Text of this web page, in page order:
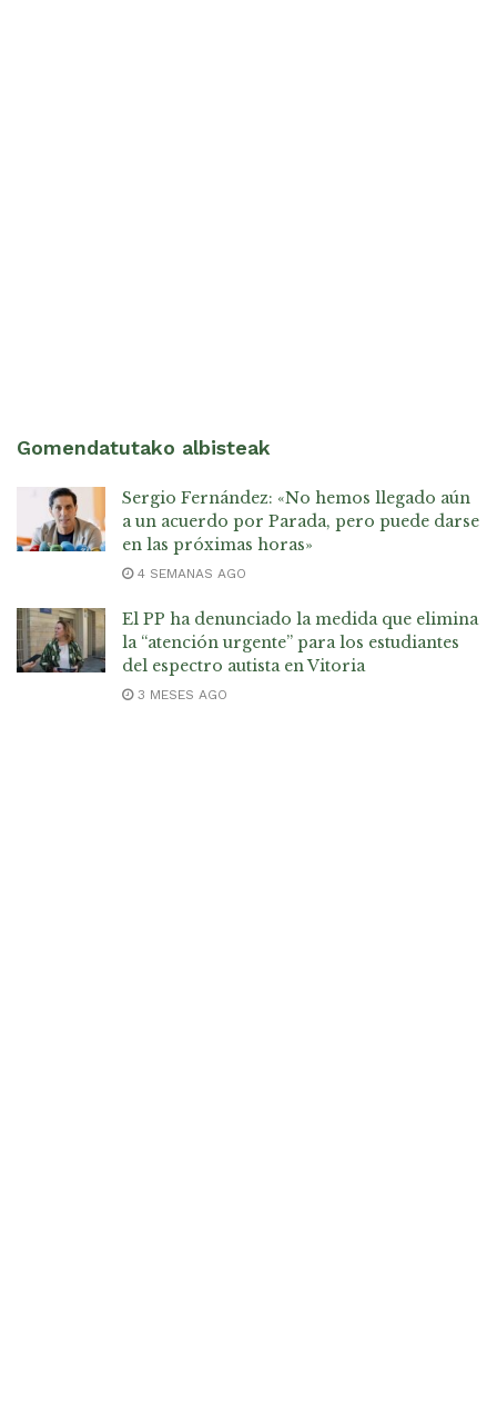
Gomendatutako albisteak
Sergio Fernández: «No hemos llegado aún
a un acuerdo por Parada, pero puede darse
en las próximas horas»
4 SEMANAS AGO
El PP ha denunciado la medida que elimina
la “atención urgente” para los estudiantes
del espectro autista en Vitoria
3 MESES AGO